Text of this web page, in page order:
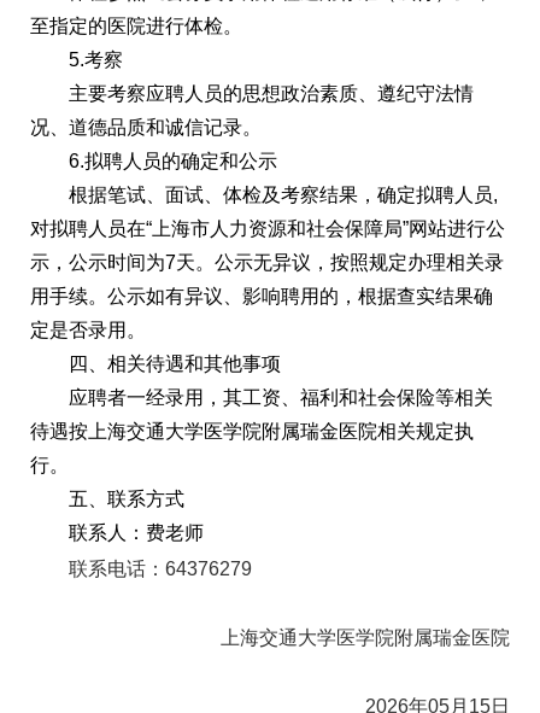
至指定的医院进行体检。
5.考察
主要考察应聘人员的思想政治素质、遵纪守法情
况、道德品质和诚信记录。
6.拟聘人员的确定和公示
根据笔试、面试、体检及考察结果，确定拟聘人员,
对拟聘人员在“上海市人力资源和社会保障局”网站进行公
示，公示时间为7天。公示无异议，按照规定办理相关录
用手续。公示如有异议、影响聘用的，根据查实结果确
定是否录用。
四、相关待遇和其他事项
应聘者一经录用，其工资、福利和社会保险等相关
待遇按上海交通大学医学院附属瑞金医院相关规定执
行。
五、联系方式
联系人：费老师
联系电话：64376279
上海交通大学医学院附属瑞金医院
2026年05月15日